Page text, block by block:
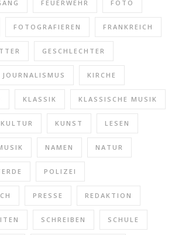
FEUERWEHR FOTO
FOTOGRAFIEREN FRANKREICH
GESCHLECHTER
JOURNALISMUS KIRCHE
KLASSIK KLASSISCHE MUSIK
KULTUR KUNST LESEN
NAMEN NATUR
POLIZEI
PRESSE REDAKTION
SCHREIBEN SCHULE